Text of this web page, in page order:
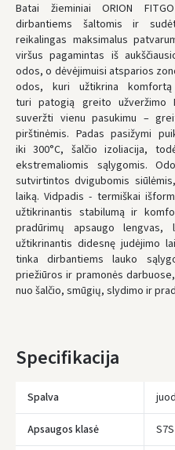
LP Express
Pirmadienį,
ŠIĄ PREKĘ
* Pristatymo terminai yra
Batai žieminiai ORION
dirbantiems šaltomis ir
reikalingas maksimalus
viršus pagamintas iš
odos, o dėvėjimuisi atsparios
odos, kuri užtikrina
turipatogią greito užveržimo
suveržti vienu pasukimu –
pirštinėmis. Padas pasižymi
iki300°C, šalčio izoliacija,
ekstremaliomis sąlygomis.
sutvirtintos dvigubomis
laiką. Vidpadis - termiškai
užtikrinantis stabilumą ir
pradūrimų apsaugo lengvas,
užtikrinantis didesnę judėjimo
tinka dirbantiems lauko
priežiūros ir pramonės
nuo šalčio, smūgių, slydimo ir
Specifikacija
Spalva
Apsaugos klasė